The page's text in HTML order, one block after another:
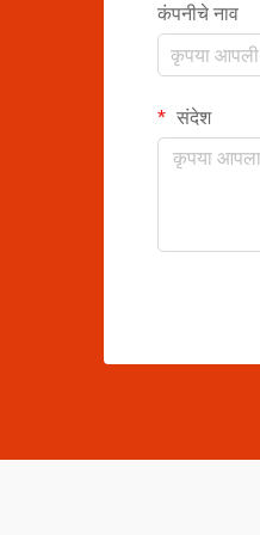
कंपनीचे नाव
संदेश